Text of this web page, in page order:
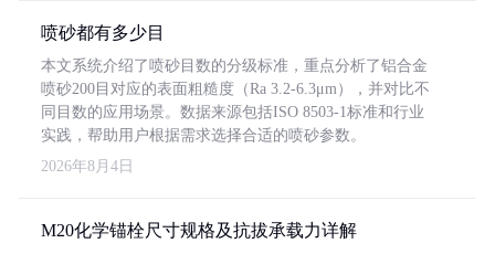
喷砂都有多少目
本文系统介绍了喷砂目数的分级标准，重点分析了铝合金
喷砂200目对应的表面粗糙度（Ra 3.2-6.3μm），并对比不
同目数的应用场景。数据来源包括ISO 8503-1标准和行业
实践，帮助用户根据需求选择合适的喷砂参数。
2026年8月4日
M20化学锚栓尺寸规格及抗拔承载力详解